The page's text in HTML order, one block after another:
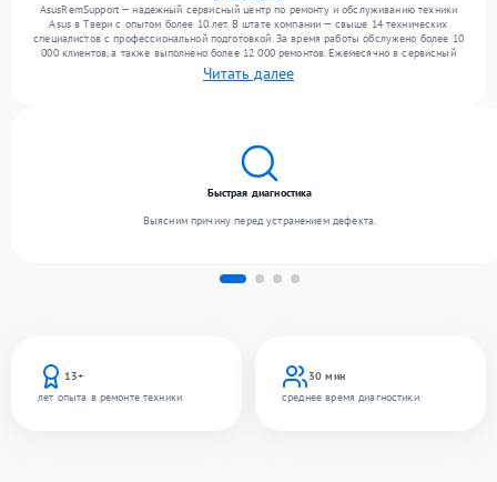
AsusRemSupport — надежный сервисный центр по ремонту и обслуживанию техники
Asus в Твери с опытом более 10 лет. В штате компании — свыше 14 технических
специалистов с профессиональной подготовкой. За время работы обслужено более 10
000 клиентов, а также выполнено более 12 000 ремонтов. Ежемесячно в сервисный
центр поступает свыше 300 единиц техники, включая , , . Мы работаем с широким
спектром неисправностей и поддерживаем высокий стандарт качества благодаря
Читать далее
13+
лет опыта в ремонте техники
30 мин
среднее время диагностики
Быстрая диагностика
Выясним причину перед устранением дефекта.